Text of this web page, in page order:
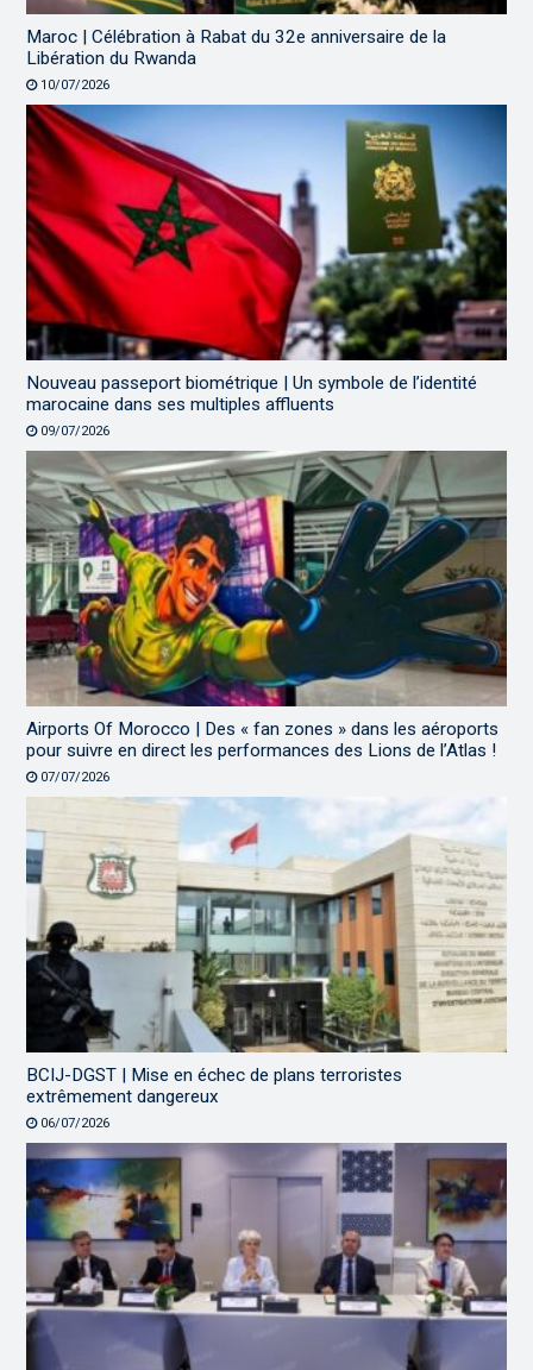
Maroc | Célébration à Rabat du 32e anniversaire de la
Libération du Rwanda
10/07/2026
Nouveau passeport biométrique | Un symbole de l’identité
marocaine dans ses multiples affluents
09/07/2026
Airports Of Morocco | Des « fan zones » dans les aéroports
pour suivre en direct les performances des Lions de l’Atlas !
07/07/2026
BCIJ-DGST | Mise en échec de plans terroristes
extrêmement dangereux
06/07/2026